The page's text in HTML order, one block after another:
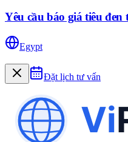
Yêu cầu báo giá tiêu
Egypt
Đặt lịch tư vấn